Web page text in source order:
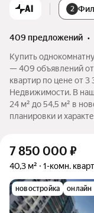
AI 2
409 предложений •
Купить
— 409 объявлений от
квартир по цене от
Недвижимости. В
24 м² до 54,5 м² в
планировки и
7 850 000 ₽
40,3 м² 1-комн.
новостройка онлайн